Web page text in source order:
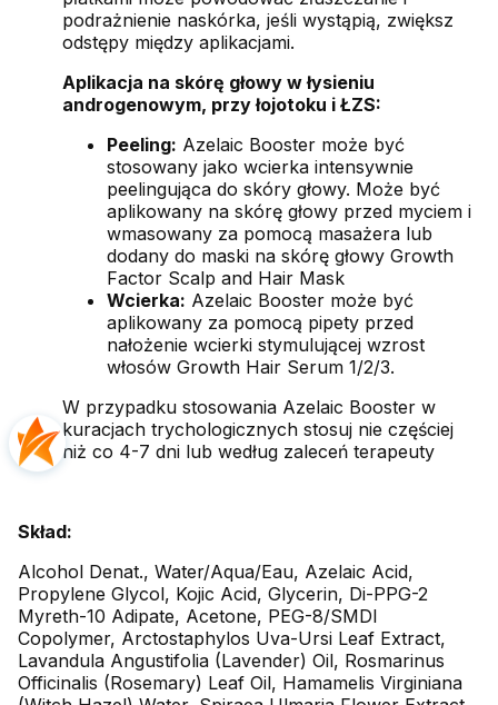
podrażnienie naskórka, jeśli wystąpią, zwiększ
odstępy między aplikacjami.
Aplikacja na skórę głowy w łysieniu
androgenowym, przy łojotoku i ŁZS:
Peeling: Azelaic Booster może być
stosowany jako wcierka intensywnie
peelingująca do skóry głowy. Może być
aplikowany na skórę głowy przed myciem i
wmasowany za pomocą masażera lub
dodany do maski na skórę głowy Growth
Factor Scalp and Hair Mask
Wcierka: Azelaic Booster może być
aplikowany za pomocą pipety przed
nałożenie wcierki stymulującej wzrost
włosów Growth Hair Serum 1/2/3.
W przypadku stosowania Azelaic Booster w
kuracjach trychologicznych stosuj nie częściej
niż co 4-7 dni lub według zaleceń terapeuty
Skład:
Alcohol Denat., Water/Aqua/Eau, Azelaic Acid,
Propylene Glycol, Kojic Acid, Glycerin, Di-PPG-2
Myreth-10 Adipate, Acetone, PEG-8/SMDI
Copolymer, Arctostaphylos Uva-Ursi Leaf Extract,
Lavandula Angustifolia (Lavender) Oil, Rosmarinus
Officinalis (Rosemary) Leaf Oil, Hamamelis Virginiana